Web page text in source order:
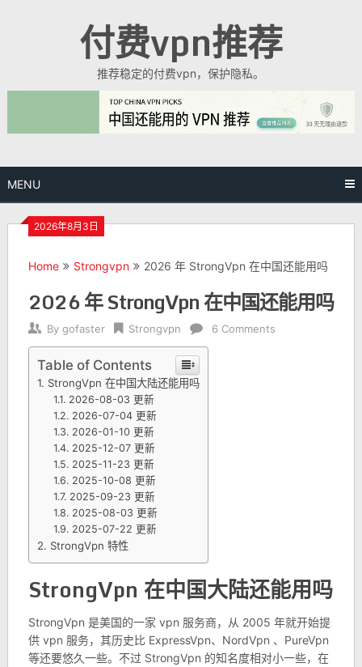
付费vpn推荐
推荐稳定的付费vpn，保护隐私。
MENU
2026年8月3日
Home Strongvpn 2026 年 StrongVpn 在中国还能用吗
2026 年 StrongVpn 在中国还能用吗
By gofaster Strongvpn 6 Comments
Table of Contents
StrongVpn 在中国大陆还能用吗
2026-08-03 更新
2026-07-04 更新
2026-01-10 更新
2025-12-07 更新
2025-11-23 更新
2025-10-08 更新
2025-09-23 更新
2025-08-03 更新
2025-07-22 更新
StrongVpn 特性
StrongVpn 在中国大陆还能用吗
StrongVpn 是美国的一家 vpn 服务商，从 2005 年就开始提
供 vpn 服务，其历史比 ExpressVpn、NordVpn 、PureVpn
等还要悠久一些。不过 StrongVpn 的知名度相对小一些，在